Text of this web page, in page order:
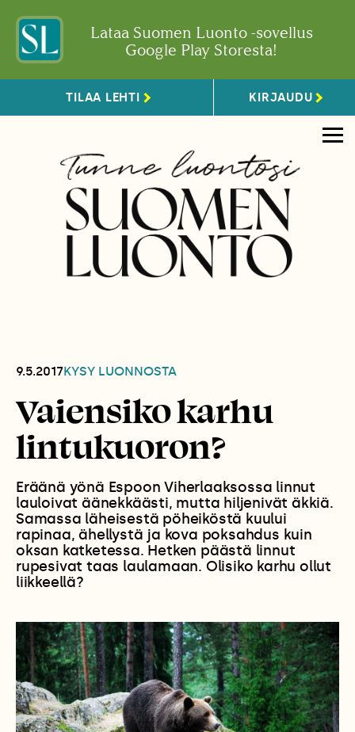
Lataa Suomen Luonto -sovellus
Google Play Storesta!
TILAA LEHTI KIRJAUDU
9.5.2017KYSY LUONNOSTA
Vaiensiko karhu
lintukuoron?
Eräänä yönä Espoon Viherlaaksossa linnut
lauloivat äänekkäästi, mutta hiljenivät äkkiä.
Samassa läheisestä pöheiköstä kuului
rapinaa, ähellystä ja kova poksahdus kuin
oksan katketessa. Hetken päästä linnut
rupesivat taas laulamaan. Olisiko karhu ollut
liikkeellä?